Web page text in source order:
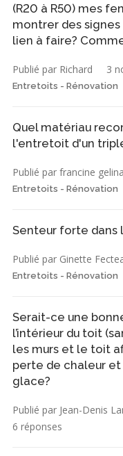
(R20 à R50) mes
montrer des
lien à faire?
Publié par Richard 3
Entretoits - Rénovation
Quel matériau
l'entretoit d'un
Publié par francine
Entretoits - Rénovation
Senteur forte dans
Publié par Ginette
Entretoits - Rénovation
Serait-ce une
l’intérieur du toit
les murs et le toit
perte de chaleur
glace?
Publié par Jean-Denis
6 réponses